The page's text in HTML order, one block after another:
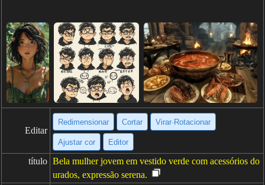
Editar
Redimensionar Cortar Virar·Rotacionar
Ajustar cor Editor
título Bela mulher jovem em vestido verde com acessórios do
urados, expressão serena.